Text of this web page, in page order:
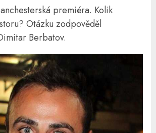
premiéra. Kolik
Otázku zodpověděl
Berbatov.